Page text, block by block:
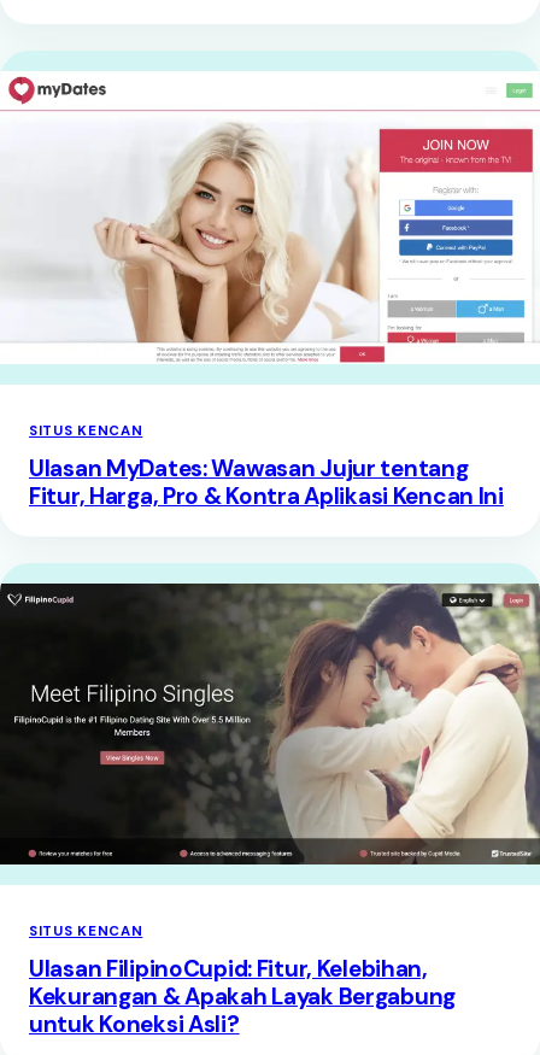
SITUS KENCAN
Ulasan MyDates: Wawasan Jujur tentang
Fitur, Harga, Pro & Kontra Aplikasi Kencan Ini
SITUS KENCAN
Ulasan FilipinoCupid: Fitur, Kelebihan,
Kekurangan & Apakah Layak Bergabung
untuk Koneksi Asli?